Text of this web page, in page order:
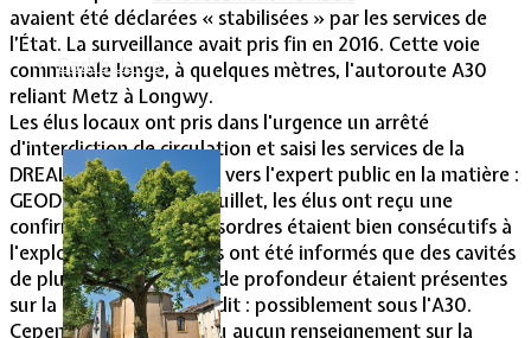
Cadre de vie
avaient été déclarées « stabilisées » par les services de
l’État. La surveillance avait pris fin en 2016. Cette voie
communale longe, à quelques mètres, l'autoroute A30
reliant Metz à Longwy.
Les élus locaux ont pris dans l'urgence un arrêté
d'interdiction de circulation et saisi les services de la
DREAL qui s'est tournée vers l'expert public en la matière :
GEODERIS. Au mois de juillet, les élus ont reçu une
confirmation que les désordres étaient bien consécutifs à
l'exploitation minière, ils ont été informés que des cavités
de plus de trois mètres de profondeur étaient présentes
sur la zone. Autrement dit : possiblement sous l'A30.
Cependant, ils n'ont reçu aucun renseignement sur la